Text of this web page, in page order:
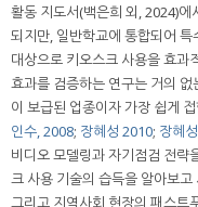
활동 지도서(백은희 외, 2024)
되지만, 일반학교에 통합되어
대상으로 키오스크 사용을 효과
효과를 검증하는 연구는 거의
이 보급된 업종이자 가장 쉽게
인수, 2008; 장혜성 2010; 장혜
비디오 모델링과 자기점검 전략
크 사용 기술의 습득을 알아보
그리고 지역사회 현장의 패스트